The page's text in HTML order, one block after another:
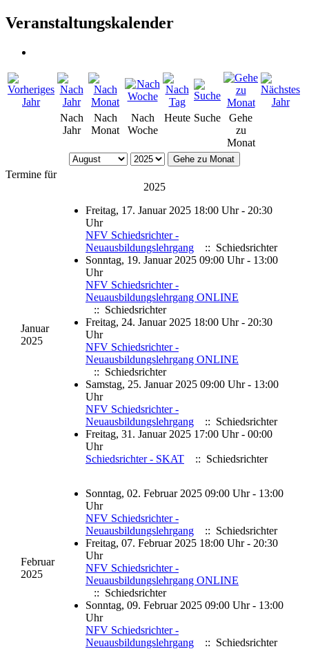
Veranstaltungskalender
Nach
Jahr
Nach
Monat
Nach
Woche
Heute Suche
Gehe
zu
Monat
Gehe zu Monat
Termine für
2025
Januar
2025
Freitag, 17. Januar 2025 18:00 Uhr - 20:30
Uhr
NFV Schiedsrichter -
Neuausbildungslehrgang
:: Schiedsrichter
Sonntag, 19. Januar 2025 09:00 Uhr - 13:00
Uhr
NFV Schiedsrichter -
Neuausbildungslehrgang ONLINE
:: Schiedsrichter
Freitag, 24. Januar 2025 18:00 Uhr - 20:30
Uhr
NFV Schiedsrichter -
Neuausbildungslehrgang ONLINE
:: Schiedsrichter
Samstag, 25. Januar 2025 09:00 Uhr - 13:00
Uhr
NFV Schiedsrichter -
Neuausbildungslehrgang
:: Schiedsrichter
Freitag, 31. Januar 2025 17:00 Uhr - 00:00
Uhr
Schiedsrichter - SKAT
:: Schiedsrichter
Februar
2025
Sonntag, 02. Februar 2025 09:00 Uhr - 13:00
Uhr
NFV Schiedsrichter -
Neuausbildungslehrgang
:: Schiedsrichter
Freitag, 07. Februar 2025 18:00 Uhr - 20:30
Uhr
NFV Schiedsrichter -
Neuausbildungslehrgang ONLINE
:: Schiedsrichter
Sonntag, 09. Februar 2025 09:00 Uhr - 13:00
Uhr
NFV Schiedsrichter -
Neuausbildungslehrgang
:: Schiedsrichter